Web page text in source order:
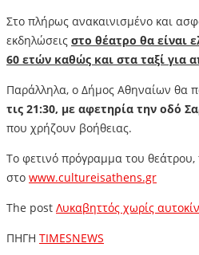
Στο πλήρως ανακαινισμένο και
εκδηλώσεις στο θέατρο θα είναι
60 ετών καθώς και στα ταξί για
Παράλληλα, ο Δήμος Αθηναίων θα
τις 21:30, με αφετηρία την οδό
που χρήζουν βοήθειας.
Το φετινό πρόγραμμα του
στο www.cultureisathens.gr
The post Λυκαβηττός χωρίς
ΠΗΓΗ TIMESNEWS